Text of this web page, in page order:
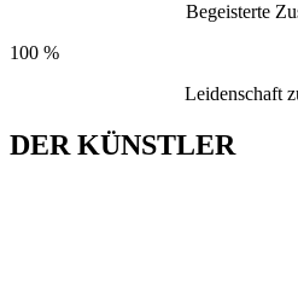
Begeisterte
100 %
Leidenschaft
DER KÜNSTLER